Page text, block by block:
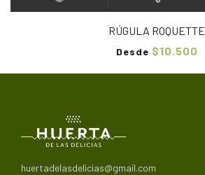
RÚGULA ROQUETTE
Desde $10.500
huertadelasdelicias@gmail.com